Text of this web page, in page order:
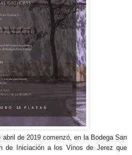
de 2019 comenzó, en la Bodega San
de Iniciación a los Vinos de Jerez que